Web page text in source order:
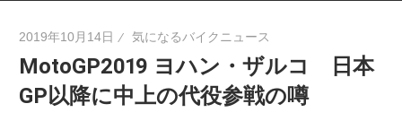
バ
2019年10月14日 気になるバイクニュース
MotoGP2019 ヨハン・ザルコ 日本
GP以降に中上の代役参戦の噂